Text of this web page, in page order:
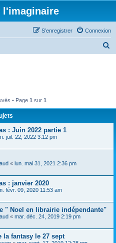
l'imaginaire
Connexion
S’enregistrer
• Page 1 sur 1
: Juin 2022 partie 1
juil. 22, 2022 3:12 pm
« lun. mai 31, 2021 2:36 pm
: janvier 2020
févr. 09, 2020 11:53 am
" Noel en librairie indépendante"
« mar. déc. 24, 2019 2:19 pm
la fantasy le 27 sept